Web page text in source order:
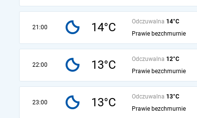
21:00 14°C Odczuwalna 14°C
Prawie bezchmurnie
22:00 13°C Odczuwalna 12°C
Prawie bezchmurnie
23:00 13°C Odczuwalna 13°C
Prawie bezchmurnie